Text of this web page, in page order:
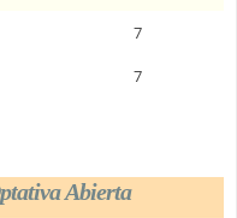
7
7
Abierta